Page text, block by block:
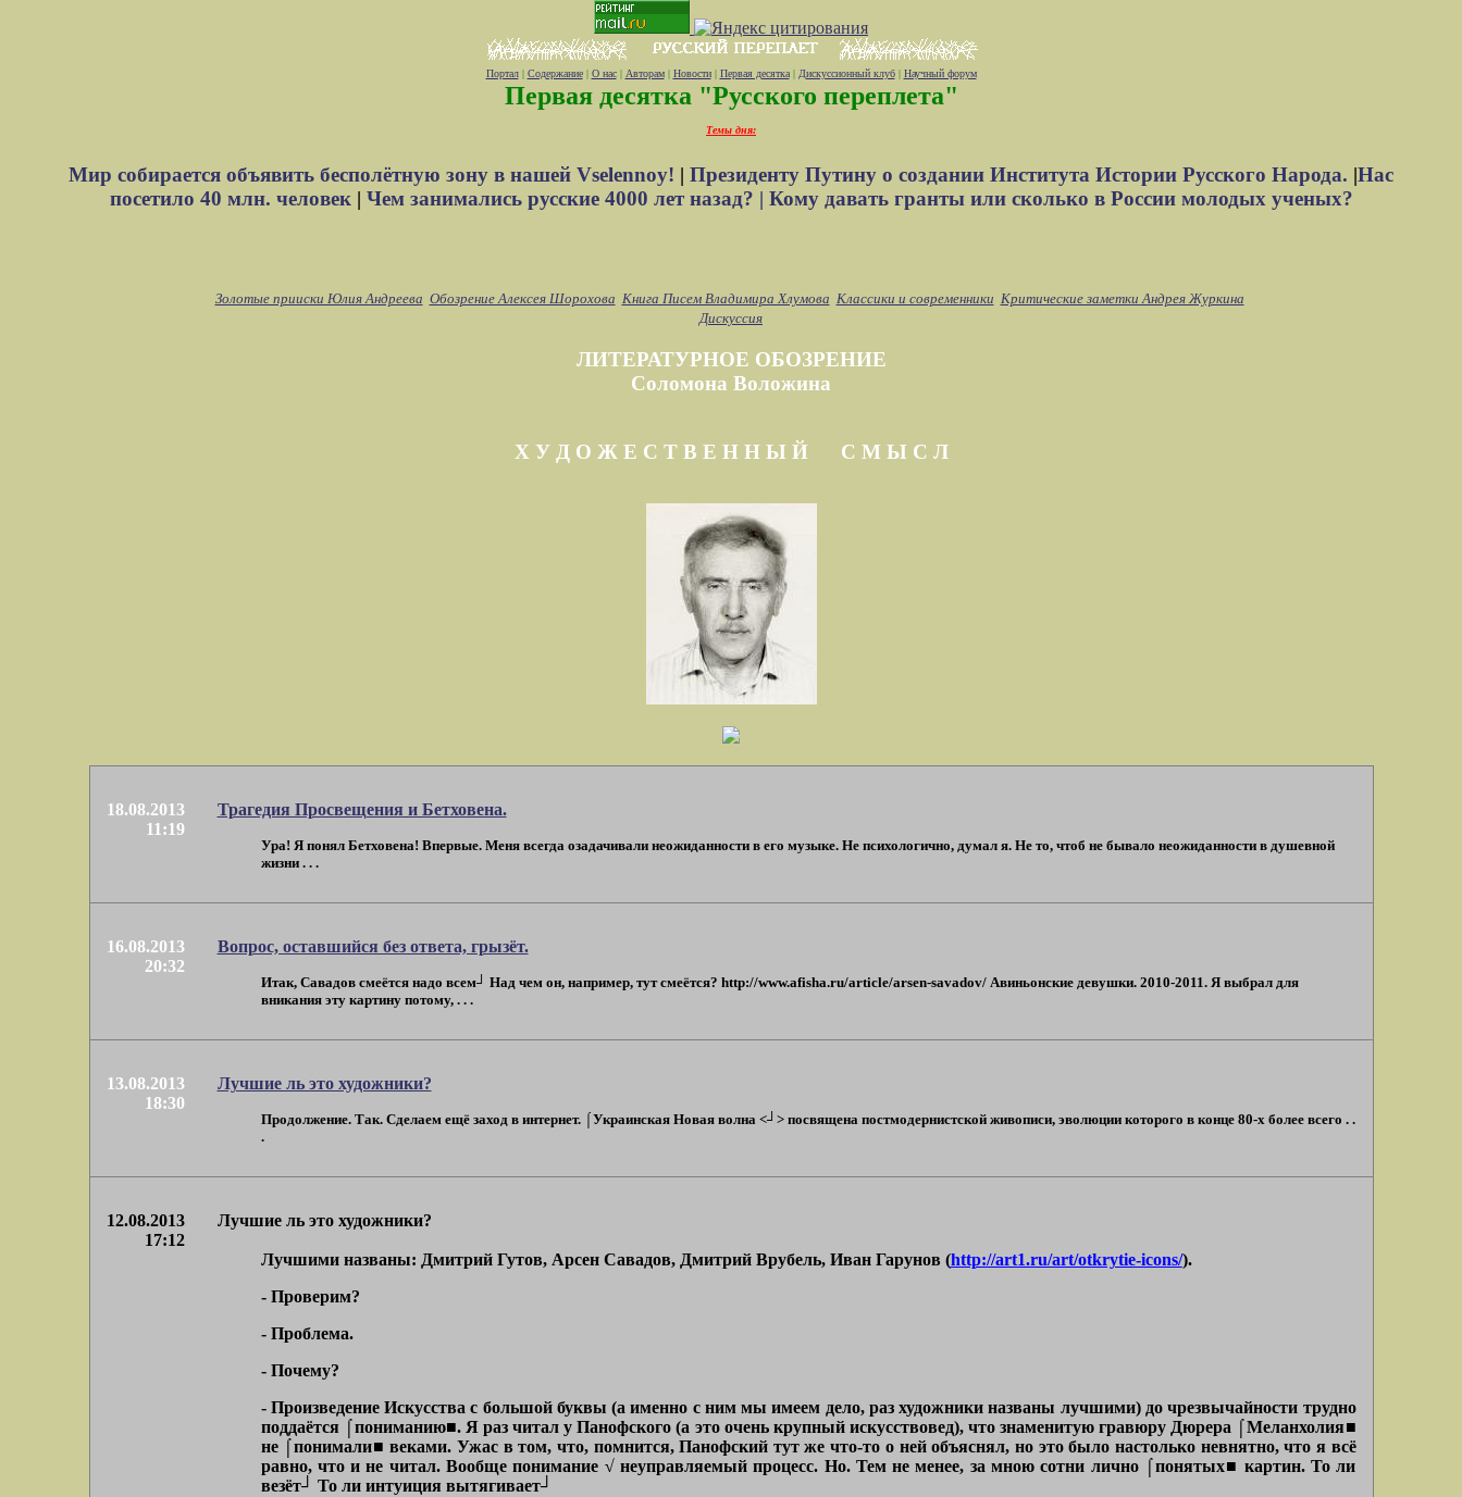
Портал| Содержание| О нас| Авторам| Новости| Первая десятка| Дискуссионный клуб| Научный форум
Первая десятка "Русского переплета"
Темы дня:
Мир собирается объявить бесполётную зону в нашей Vselennoy! | Президенту Путину о создании Института Истории Русского Народа. |Нас
посетило 40 млн. человек| Чем занимались русские 4000 лет назад? | Кому давать гранты или сколько в России молодых ученых?
Золотые прииски Юлия Андреева Обозрение Алексея Шорохова Книга Писем Владимира Хлумова Классики и современники Критические заметки Андрея Журкина
Дискуссия
ЛИТЕРАТУРНОЕ ОБОЗРЕНИЕ
Соломона Воложина
Х У Д О Ж Е С Т В Е Н Н Ы Й С М Ы С Л
18.08.2013
11:19
Трагедия Просвещения и Бетховена.
Ура! Я понял Бетховена! Впервые. Меня всегда озадачивали неожиданности в его музыке. Не психологично, думал я. Не то, чтоб не бывало неожиданности в душевной
жизни . . .
16.08.2013
20:32
Вопрос, оставшийся без ответа, грызёт.
Итак, Савадов смеётся надо всем┘ Над чем он, например, тут смеётся? http://www.afisha.ru/article/arsen-savadov/ Авиньонские девушки. 2010-2011. Я выбрал для
вникания эту картину потому, . . .
13.08.2013
18:30
Лучшие ль это художники?
Продолжение. Так. Сделаем ещё заход в интернет. ⌠Украинская Новая волна <┘> посвящена постмодернистской живописи, эволюции которого в конце 80-х более всего . .
.
12.08.2013
17:12
Лучшие ль это художники?
Лучшими названы: Дмитрий Гутов, Арсен Савадов, Дмитрий Врубель, Иван Гарунов (http://art1.ru/art/otkrytie-icons/).
- Проверим?
- Проблема.
- Почему?
- Произведение Искусства с большой буквы (а именно с ним мы имеем дело, раз художники названы лучшими) до чрезвычайности трудно
поддаётся ⌠пониманию■. Я раз читал у Панофского (а это очень крупный искусствовед), что знаменитую гравюру Дюрера ⌠Меланхолия■
не ⌠понимали■ веками. Ужас в том, что, помнится, Панофский тут же что-то о ней объяснял, но это было настолько невнятно, что я всё
равно, что и не читал. Вообще понимание √ неуправляемый процесс. Но. Тем не менее, за мною сотни лично ⌠понятых■ картин. То ли
везёт┘ То ли интуиция вытягивает┘